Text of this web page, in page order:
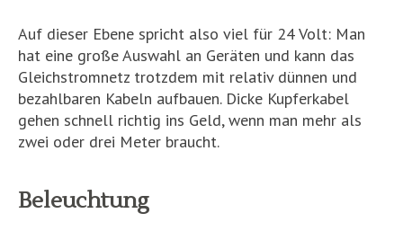
Auf dieser Ebene spricht also viel für 24 Volt: Man
hat eine große Auswahl an Geräten und kann das
Gleichstromnetz trotzdem mit relativ dünnen und
bezahlbaren Kabeln aufbauen. Dicke Kupferkabel
gehen schnell richtig ins Geld, wenn man mehr als
zwei oder drei Meter braucht.
Beleuchtung